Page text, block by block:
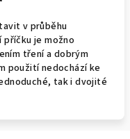
v průběhu
příčku je možno
tření a dobrým
použití nedochází ke
tak i dvojité